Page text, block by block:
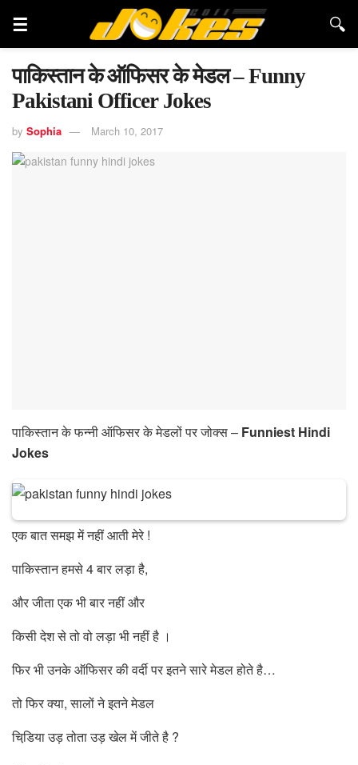
पाकिस्तान के ऑफिसर के मेडल – Funny
Pakistani Officer Jokes
by Sophia March 10, 2017
पाकिस्तान के फन्नी ऑफिसर के मेडलों पर जोक्स – Funniest Hindi
Jokes
एक बात समझ में नहीं आती मेरे !
पाकिस्तान हमसे 4 बार लड़ा है,
और जीता एक भी बार नहीं और
किसी देश से तो वो लड़ा भी नहीं है ।
फिर भी उनके ऑफिसर की वर्दी पर इतने सारे मेडल होते है…
तो फिर क्या, सालों ने इतने मेडल
चिडि़या उड़ तोता उड़ खेल में जीते है ?